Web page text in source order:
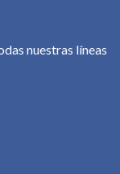
nuestras líneas